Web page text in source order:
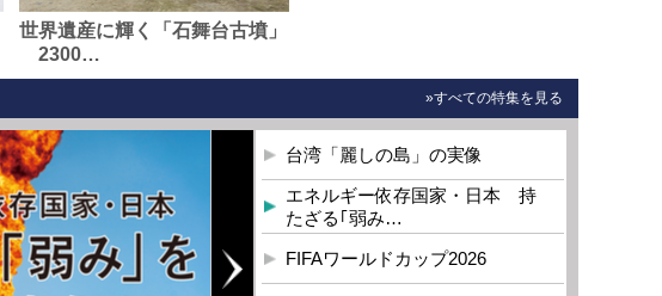
世界遺産に輝く「石舞台古墳」
2300…
»すべての特集を見る
台湾「麗しの島」の実像
エネルギー依存国家・日本 持
たざる｢弱み…
FIFAワールドカップ2026